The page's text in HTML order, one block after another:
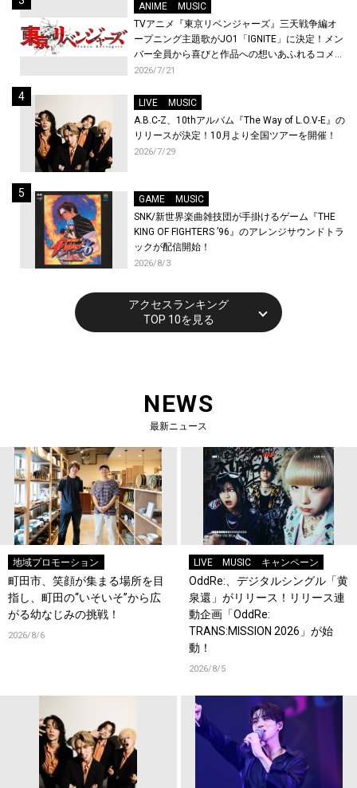
ANIME
MUSIC
TVアニメ『東京リベンジャーズ』三天戦争編オ
ープニング主題歌がJO1「IGNITE」に決定！メン
バー全員から喜びと作品への想いあふれるコメン
トが到着！9月に東京・大阪で先行上映会を開
2026/7/21
LIVE
MUSIC
A.B.C-Z、10thアルバム『The Way of L.O.V-E』の
リリースが決定！10月より全国ツアーを開催！
2026/7/29
GAME
MUSIC
SNK/新世界楽曲雑技団が手掛けるゲーム『THE
KING OF FIGHTERS ’96』のアレンジサウンドトラ
ックが配信開始！
2026/8/3
アクセスランキング
TOP 10を見る
NEWS
最新ニュース
地域プロモーション
町田市、笑顔が集まる場所を目
指し、町田の“いそいそ”から広
がる幼なじみの挑戦！
2026/8/6
LIVE MUSIC キャンペーン
OddRe:、デジタルシングル「黄
泉還」がリリース！リリース連
動企画「OddRe:
TRANS:MISSION 2026」が始
動！
2026/8/5